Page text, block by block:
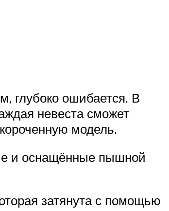
глубоко ошибается. В
невеста сможет
модель.
и оснащённые пышной
затянута с помощью